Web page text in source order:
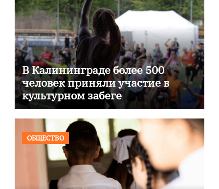
В Калининграде более 500
человек приняли участие в
культурном забеге
ОБЩЕСТВО